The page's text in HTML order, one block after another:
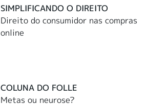
SIMPLIFICANDO O DIREITO
Direito do consumidor nas compras
online
COLUNA DO FOLLE
Metas ou neurose?